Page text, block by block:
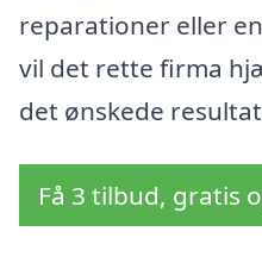
reparationer eller
vil det rette firma
det ønskede
Få 3 tilbud, gratis